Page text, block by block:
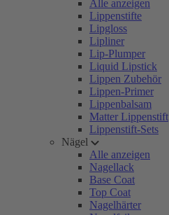
Alle anzeigen
Lippenstifte
Lipgloss
Lipliner
Lip-Plumper
Liquid Lipstick
Lippen Zubehör
Lippen-Primer
Lippenbalsam
Matter Lippenstift
Lippenstift-Sets
Nägel
Alle anzeigen
Nagellack
Base Coat
Top Coat
Nagelhärter